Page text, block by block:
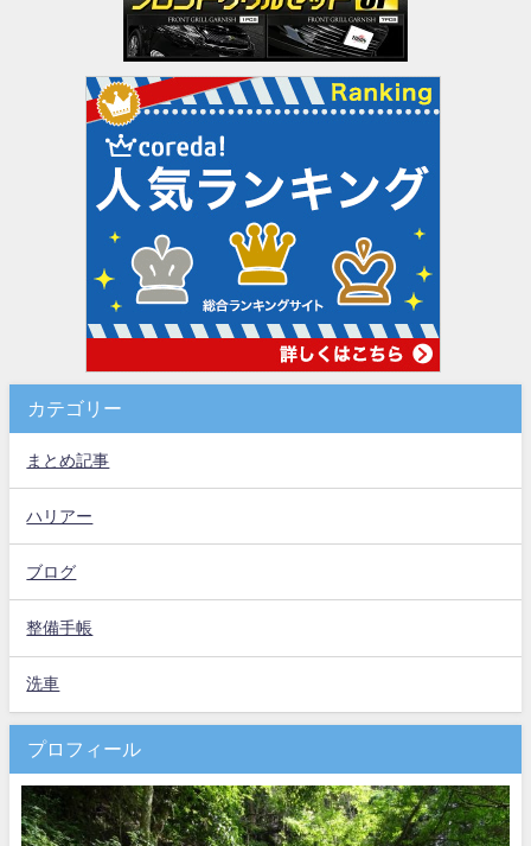
カテゴリー
まとめ記事
ハリアー
ブログ
整備手帳
洗車
プロフィール